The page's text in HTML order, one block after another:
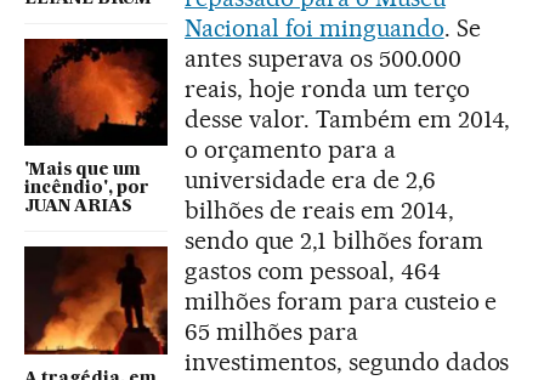
'Mais que um
incêndio', por
JUAN ARIAS
Nacional foi minguando. Se
antes superava os 500.000
reais, hoje ronda um terço
desse valor. Também em 2014,
o orçamento para a
universidade era de 2,6
bilhões de reais em 2014,
sendo que 2,1 bilhões foram
gastos com pessoal, 464
milhões foram para custeio e
65 milhões para
investimentos, segundo dados